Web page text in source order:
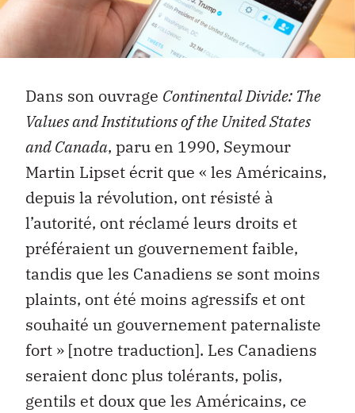
Dans son ouvrage Continental Divide: The
Values and Institutions of the United States
and Canada, paru en 1990, Seymour
Martin Lipset écrit que « les Américains,
depuis la révolution, ont résisté à
l’autorité, ont réclamé leurs droits et
préféraient un gouvernement faible,
tandis que les Canadiens se sont moins
plaints, ont été moins agressifs et ont
souhaité un gouvernement paternaliste
fort » [notre traduction]. Les Canadiens
seraient donc plus tolérants, polis,
gentils et doux que les Américains, ce